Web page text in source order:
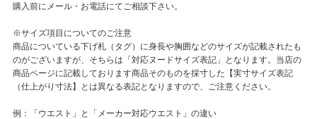
購入前にメール・お電話にてご相談下さい。
※サイズ項目についてのご注意
商品についている下げ札（タグ）に身長や胸囲などのサイズが記載されたも
のがございますが、そちらは「対応ヌードサイズ表記」となります。当店の
商品ページに記載しております商品そのものを採寸した【実寸サイズ表記
（仕上がり寸法】とは異なる表記となりますので、ご注意ください。
例：「ウエスト」と「メーカー対応ウエスト」の違い